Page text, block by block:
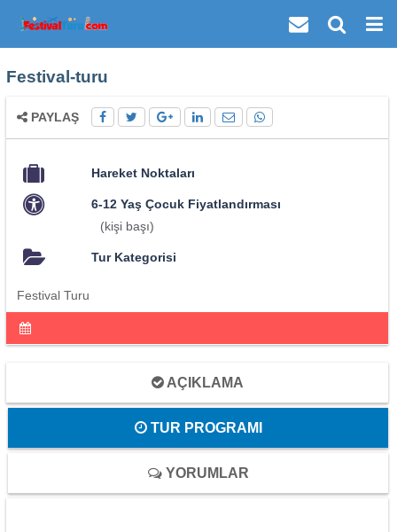
Festival-turu
PAYLAŞ
Hareket Noktaları
6-12 Yaş Çocuk Fiyatlandırması
(kişi başı)
Tur Kategorisi
Festival Turu
AÇIKLAMA
TUR PROGRAMI
YORUMLAR